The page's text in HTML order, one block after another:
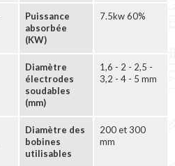
Puissance
absorbée
(KW)
7.5kw 60%
Diamètre
électrodes
soudables
(mm)
1,6 - 2 - 2,5 -
3,2 - 4 - 5 mm
Diamètre des
bobines
utilisables
200 et 300
mm